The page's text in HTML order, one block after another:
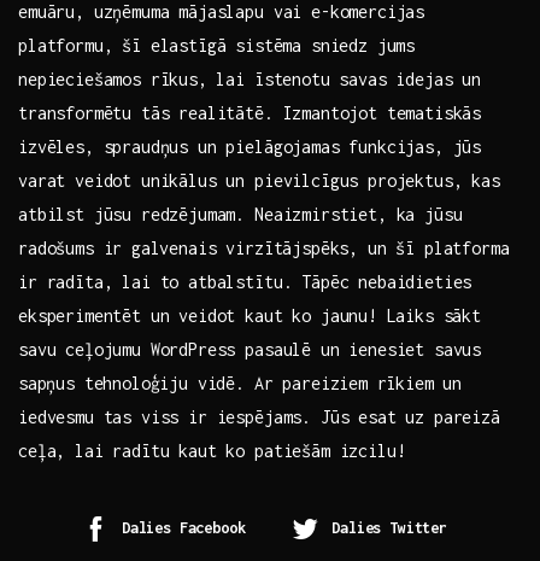
emuāru, uzņēmuma mājaslapu‍ vai e-komercijas
platformu, šī elastīgā⁤ sistēma sniedz jums
nepieciešamos rīkus,⁤ lai īstenotu savas idejas un
transformētu​ tās realitātē. Izmantojot tematiskās
izvēles, spraudņus un pielāgojamas funkcijas, jūs
varat veidot unikālus un pievilcīgus projektus, kas
atbilst jūsu redzējumam.‍ Neaizmirstiet, ka jūsu
radošums ir⁢ galvenais‌ virzītājspēks, un šī platforma
ir radīta, lai to atbalstītu. Tāpēc nebaidieties
eksperimentēt un veidot kaut ko jaunu!⁢ Laiks sākt
savu ceļojumu WordPress pasaulē un ienesiet savus
⁢sapņus tehnoloģiju vidē. Ar pareiziem⁢ rīkiem un
iedvesmu tas viss ‌ir iespējams. Jūs esat uz pareizā
ceļa, lai radītu kaut ko patiešām izcilu!
Dalies Facebook Dalies Twitter